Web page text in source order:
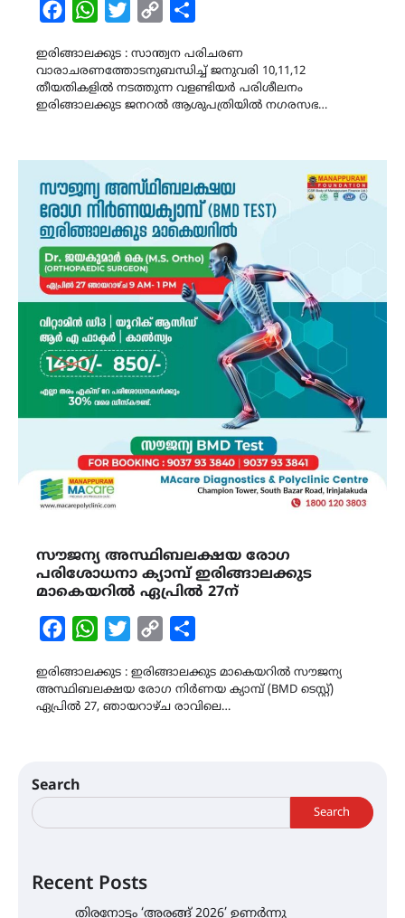
FacebookWhatsAppTwitterCopy
ഇരിങ്ങാലക്കുട : സാന്ത്വന പരിചരണ
വാരാചരണത്തോടനുബന്ധിച്ച് ജനുവരി 10,11,12
തീയതികളിൽ നടത്തുന്ന വളണ്ടിയർ പരിശീലനം
ഇരിങ്ങാലക്കുട ജനറൽ ആശുപത്രിയിൽ നഗരസഭ…
സൗജന്യ അസ്ഥിബലക്ഷയ രോഗ
പരിശോധനാ ക്യാമ്പ് ഇരിങ്ങാലക്കുട
മാകെയറിൽ ഏപ്രിൽ 27ന്
FacebookWhatsAppTwitterCopy
ഇരിങ്ങാലക്കുട : ഇരിങ്ങാലക്കുട മാകെയറിൽ സൗജന്യ
അസ്ഥിബലക്ഷയ രോഗ നിർണയ ക്യാമ്പ് (BMD ടെസ്റ്റ്)
ഏപ്രിൽ 27, ഞായറാഴ്ച രാവിലെ…
Search
Search
Recent Posts
തിരനോട്ടം ‘അരങ്ങ് 2026’ ഉണർന്നു